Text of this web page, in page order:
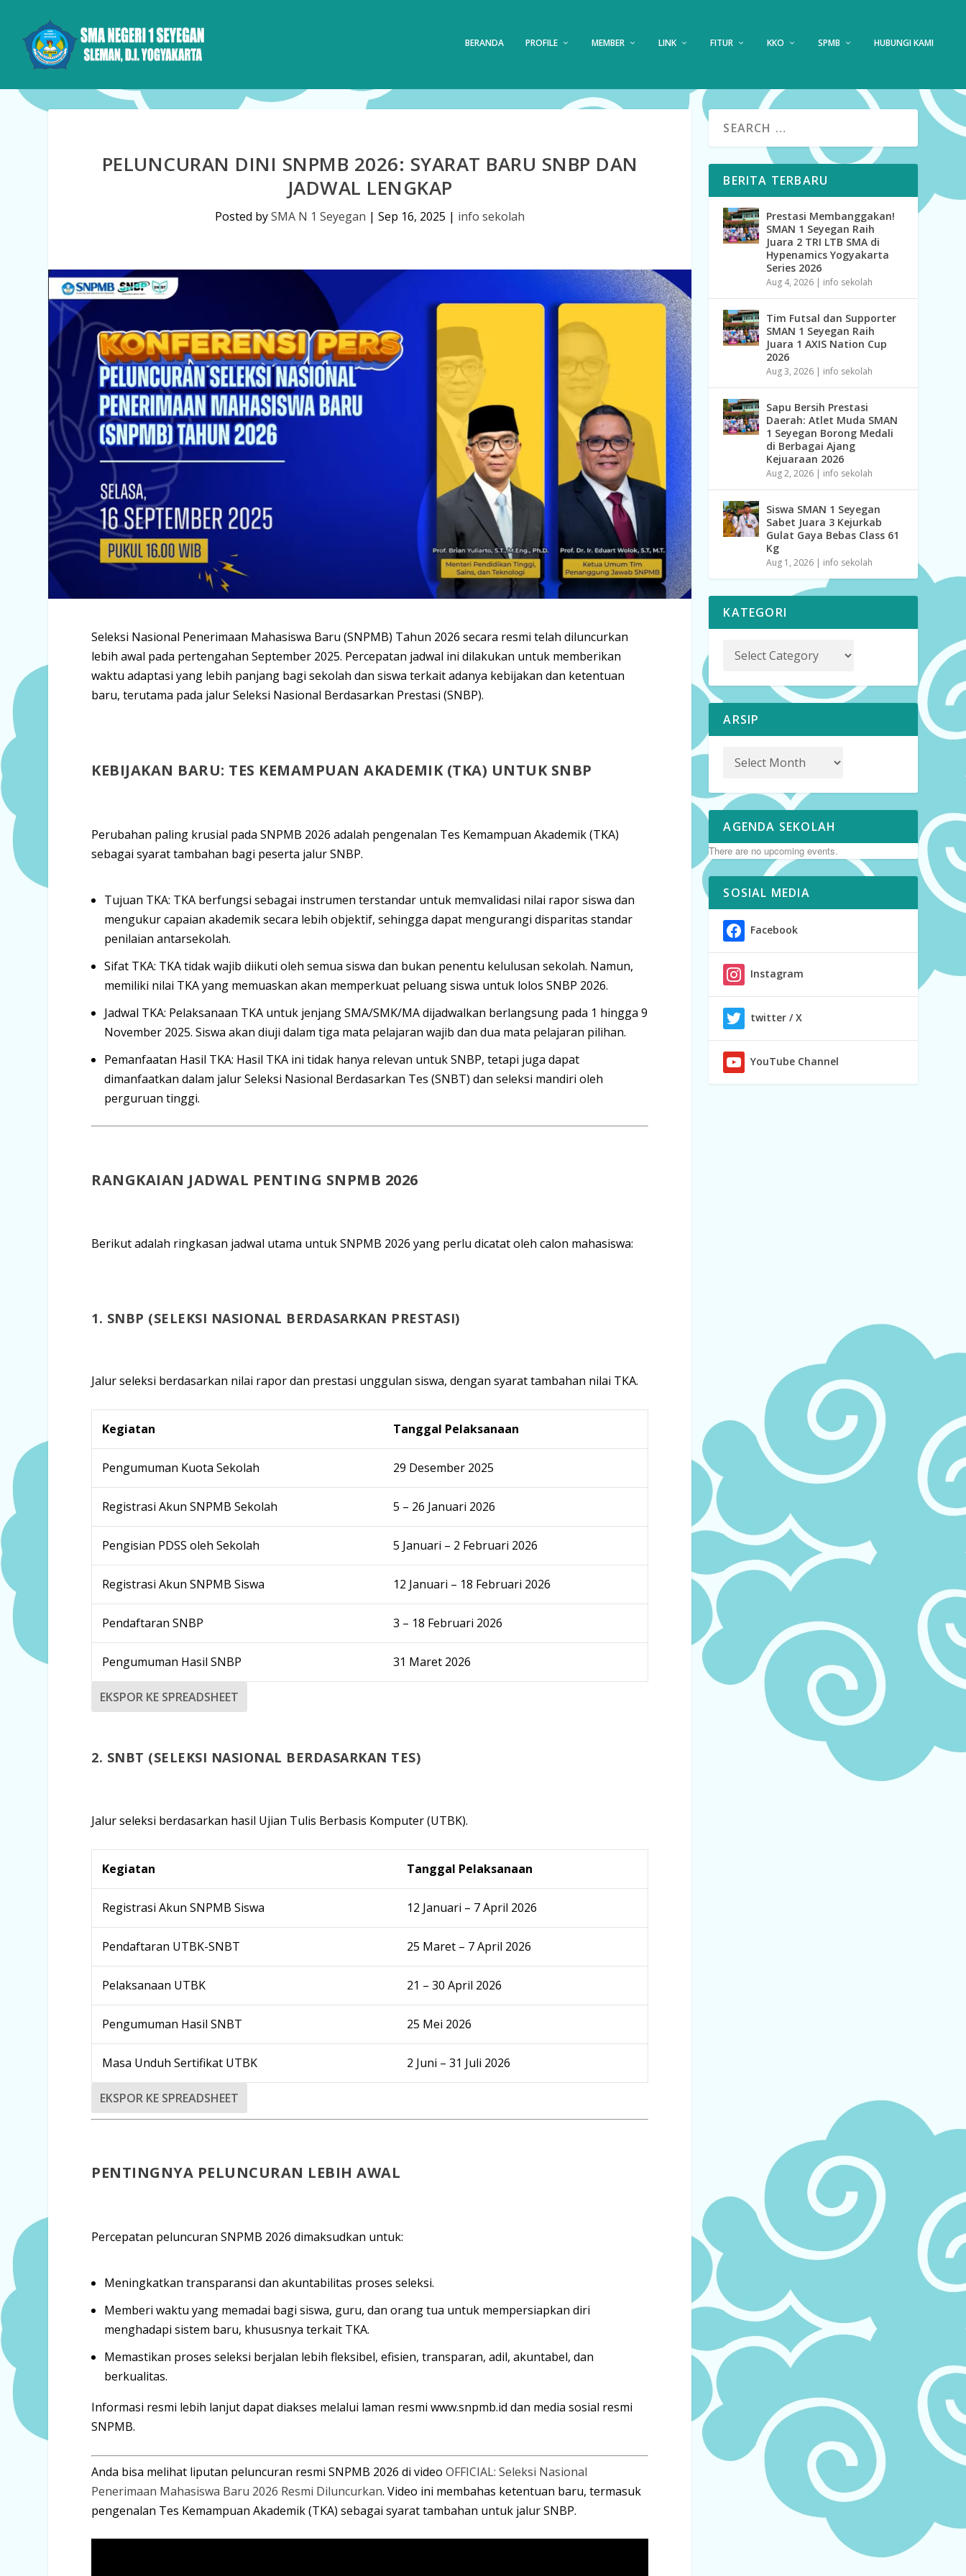
BERANDA PROFILE MEMBER LINK FITUR KKO SPMB HUBUNGI KAMI
PELUNCURAN DINI SNPMB 2026: SYARAT BARU SNBP DAN
JADWAL LENGKAP
Posted bySMA N 1 Seyegan |Sep 16, 2025 | info sekolah
Seleksi Nasional Penerimaan Mahasiswa Baru (SNPMB) Tahun 2026 secara resmi telah diluncurkan
lebih awal pada pertengahan September 2025. Percepatan jadwal ini dilakukan untuk memberikan
waktu adaptasi yang lebih panjang bagi sekolah dan siswa terkait adanya kebijakan dan ketentuan
baru, terutama pada jalur Seleksi Nasional Berdasarkan Prestasi (SNBP).
KEBIJAKAN BARU: TES KEMAMPUAN AKADEMIK (TKA) UNTUK SNBP
Perubahan paling krusial pada SNPMB 2026 adalah pengenalan Tes Kemampuan Akademik (TKA)
sebagai syarat tambahan bagi peserta jalur SNBP.
Tujuan TKA: TKA berfungsi sebagai instrumen terstandar untuk memvalidasi nilai raporsiswa dan
mengukur capaian akademik secara lebih objektif, sehingga dapat mengurangi disparitas standar
penilaian antarsekolah.
Sifat TKA: TKAtidak wajib diikuti oleh semua siswa dan bukan penentu kelulusan sekolah. Namun,
memiliki nilai TKA yang memuaskan akan memperkuat peluangsiswa untuk lolos SNBP 2026.
Jadwal TKA: Pelaksanaan TKA untuk jenjang SMA/SMK/MA dijadwalkan berlangsung pada 1 hingga 9
November 2025. Siswa akan diuji dalam tiga mata pelajaran wajib dan dua mata pelajaran pilihan.
Pemanfaatan Hasil TKA: Hasil TKA ini tidak hanya relevan untuk SNBP, tetapi juga dapat
dimanfaatkan dalam jalur Seleksi Nasional Berdasarkan Tes (SNBT) dan seleksi mandiri oleh
perguruan tinggi.
RANGKAIAN JADWAL PENTING SNPMB 2026
Berikut adalah ringkasan jadwal utama untuk SNPMB 2026 yang perlu dicatat oleh calon mahasiswa:
1. SNBP (SELEKSI NASIONAL BERDASARKAN PRESTASI)
Jalur seleksi berdasarkan nilai rapor dan prestasi unggulan siswa, dengan syarat tambahan nilai TKA.
Kegiatan Tanggal Pelaksanaan
Pengumuman Kuota Sekolah 29 Desember 2025
Registrasi Akun SNPMB Sekolah 5 – 26 Januari 2026
Pengisian PDSS oleh Sekolah 5 Januari – 2 Februari 2026
Registrasi Akun SNPMB Siswa 12 Januari – 18 Februari 2026
Pendaftaran SNBP 3 – 18 Februari 2026
Pengumuman Hasil SNBP 31 Maret 2026
EKSPOR KE SPREADSHEET
2. SNBT (SELEKSI NASIONAL BERDASARKAN TES)
Jalur seleksi berdasarkan hasil Ujian Tulis Berbasis Komputer (UTBK).
Kegiatan Tanggal Pelaksanaan
Registrasi Akun SNPMB Siswa 12 Januari – 7 April 2026
Pendaftaran UTBK-SNBT 25 Maret – 7 April 2026
Pelaksanaan UTBK 21 – 30 April 2026
Pengumuman Hasil SNBT 25 Mei 2026
Masa Unduh Sertifikat UTBK 2 Juni – 31 Juli 2026
EKSPOR KE SPREADSHEET
PENTINGNYA PELUNCURAN LEBIH AWAL
Percepatan peluncuran SNPMB 2026 dimaksudkan untuk:
Meningkatkantransparansi dan akuntabilitas proses seleksi.
Memberi waktu yang memadai bagi siswa, guru, dan orang tua untuk mempersiapkan diri
menghadapi sistem baru, khususnya terkait TKA.
Memastikan proses seleksi berjalan lebihfleksibel, efisien, transparan, adil, akuntabel, dan
berkualitas.
Informasi resmi lebih lanjut dapat diakses melalui laman resmi www.snpmb.id dan media sosial resmi
SNPMB.
Anda bisa melihat liputan peluncuran resmi SNPMB 2026 di videoOFFICIAL: Seleksi Nasional
Penerimaan Mahasiswa Baru 2026 Resmi Diluncurkan. Video ini membahas ketentuan baru, termasuk
pengenalan Tes Kemampuan Akademik (TKA) sebagai syarat tambahan untuk jalur SNBP.
BERITA TERBARU
Prestasi Membanggakan!
SMAN 1 Seyegan Raih
Juara 2 TRI LTB SMA di
Hypenamics Yogyakarta
Series 2026
Aug 4, 2026 | info sekolah
Tim Futsal dan Supporter
SMAN 1 Seyegan Raih
Juara 1 AXIS Nation Cup
2026
Aug 3, 2026 | info sekolah
Sapu Bersih Prestasi
Daerah: Atlet Muda SMAN
1 Seyegan Borong Medali
di Berbagai Ajang
Kejuaraan 2026
Aug 2, 2026 | info sekolah
Siswa SMAN 1 Seyegan
Sabet Juara 3 Kejurkab
Gulat Gaya Bebas Class 61
Kg
Aug 1, 2026 | info sekolah
KATEGORI
ARSIP
AGENDA SEKOLAH
There are no upcoming events.
SOSIAL MEDIA
Facebook
Instagram
twitter / X
YouTube Channel